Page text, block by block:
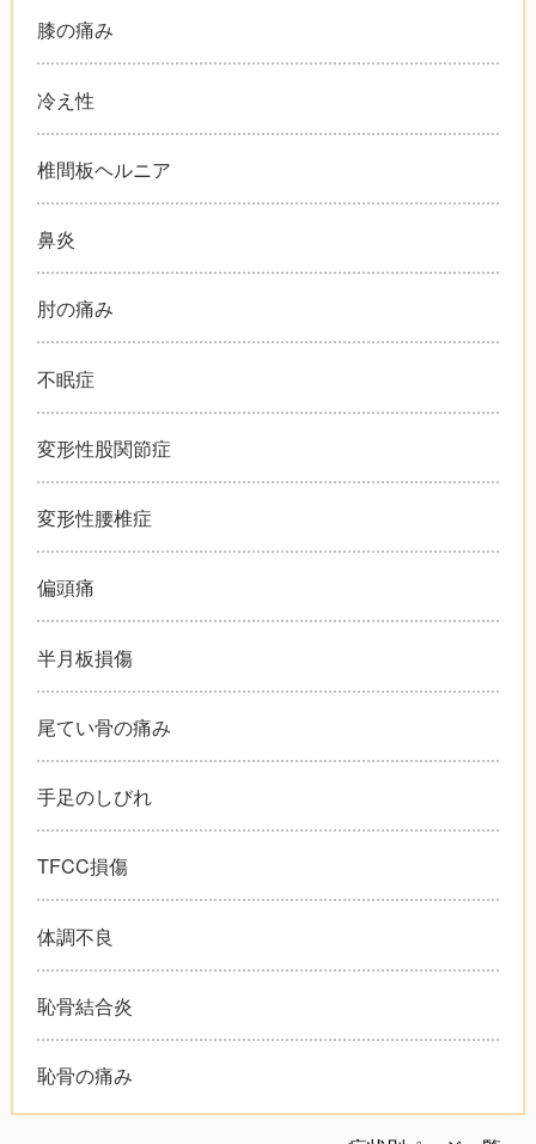
膝の痛み
冷え性
椎間板ヘルニア
鼻炎
肘の痛み
不眠症
変形性股関節症
変形性腰椎症
偏頭痛
半月板損傷
尾てい骨の痛み
手足のしびれ
TFCC損傷
体調不良
恥骨結合炎
恥骨の痛み